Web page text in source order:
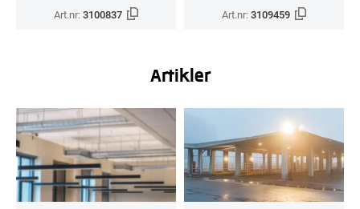
Art.nr:3100837 Art.nr:3109459
Artikler